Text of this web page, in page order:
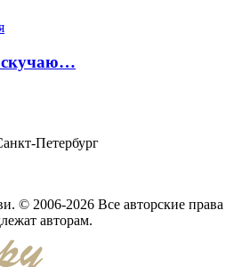
скучаю…
Петербург
© 2006-2026 Все авторские права
авторам.